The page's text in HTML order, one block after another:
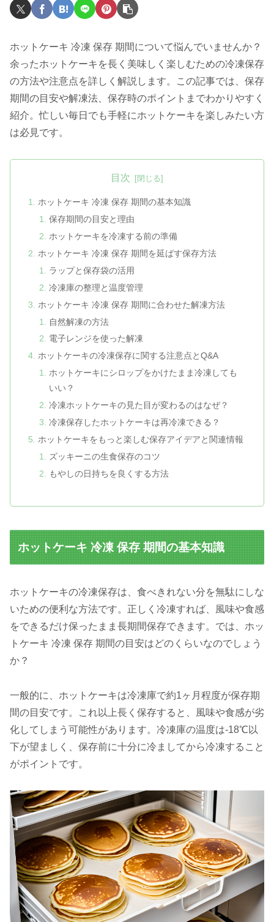
ホットケーキ 冷凍 保存 期間について悩んでいませんか？
余ったホットケーキを長く美味しく楽しむための冷凍保存
の方法や注意点を詳しく解説します。この記事では、保存
期間の目安や解凍法、保存時のポイントまでわかりやすく
紹介。忙しい毎日でも手軽にホットケーキを楽しみたい方
は必見です。
目次
ホットケーキ 冷凍 保存 期間の基本知識
保存期間の目安と理由
ホットケーキを冷凍する前の準備
ホットケーキ 冷凍 保存 期間を延ばす保存方法
ラップと保存袋の活用
冷凍庫の整理と温度管理
ホットケーキ 冷凍 保存 期間に合わせた解凍方法
自然解凍の方法
電子レンジを使った解凍
ホットケーキの冷凍保存に関する注意点とQ&A
ホットケーキにシロップをかけたまま冷凍しても
いい？
冷凍ホットケーキの見た目が変わるのはなぜ？
冷凍保存したホットケーキは再冷凍できる？
ホットケーキをもっと楽しむ保存アイデアと関連情報
ズッキーニの生食保存のコツ
もやしの日持ちを良くする方法
ホットケーキ 冷凍 保存 期間の基本知識
ホットケーキの冷凍保存は、食べきれない分を無駄にしな
いための便利な方法です。正しく冷凍すれば、風味や食感
をできるだけ保ったまま長期間保存できます。では、ホッ
トケーキ 冷凍 保存 期間の目安はどのくらいなのでしょう
か？
一般的に、ホットケーキは冷凍庫で約1ヶ月程度が保存期
間の目安です。これ以上長く保存すると、風味や食感が劣
化してしまう可能性があります。冷凍庫の温度は-18℃以
下が望ましく、保存前に十分に冷ましてから冷凍すること
がポイントです。